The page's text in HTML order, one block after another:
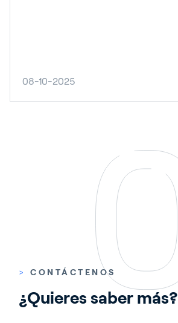
08-10-2025
> CONTÁCTENOS
¿Quieres saber más?